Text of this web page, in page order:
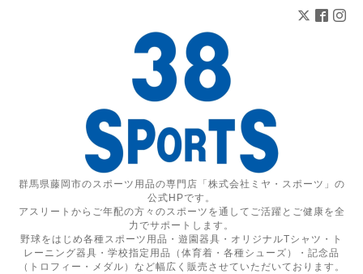
群馬県藤岡市のスポーツ用品の専門店「株式会社ミヤ・スポーツ」の
公式HPです。
アスリートからご年配の方々のスポーツを通してご活躍とご健康を全
力でサポートします。
野球をはじめ各種スポーツ用品・遊園器具・オリジナルTシャツ・ト
レーニング器具・学校指定用品（体育着・各種シューズ）・記念品
（トロフィー・メダル）など幅広く販売させていただいております。